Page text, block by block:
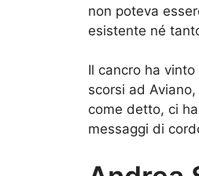
non poteva
esistente né
Il cancro ha
scorsi ad
come detto, ci
messaggi di